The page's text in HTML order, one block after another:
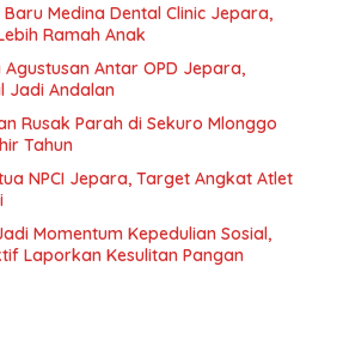
Baru Medina Dental Clinic Jepara,
Ramah Anak
Agustusan Antar OPD Jepara,
Jadi Andalan
Rusak Parah di Sekuro Mlonggo
Tahun
NPCI Jepara, Target Angkat Atlet
Momentum Kepedulian Sosial,
Laporkan Kesulitan Pangan